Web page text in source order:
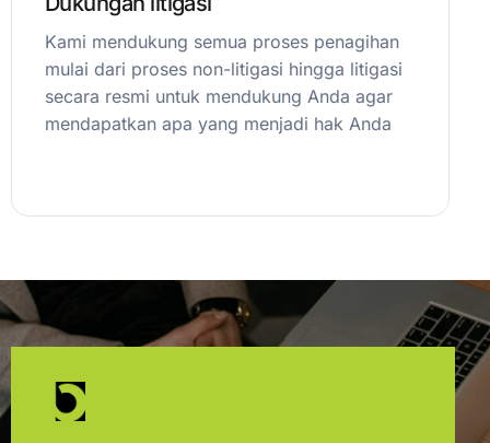
Kami mendukung semua proses penagihan
mulai dari proses non-litigasi hingga litigasi
secara resmi untuk mendukung Anda agar
mendapatkan apa yang menjadi hak Anda